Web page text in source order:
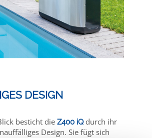
DESIGN
besticht die Z400 iQ durch ihr
Design. Sie fügt sich